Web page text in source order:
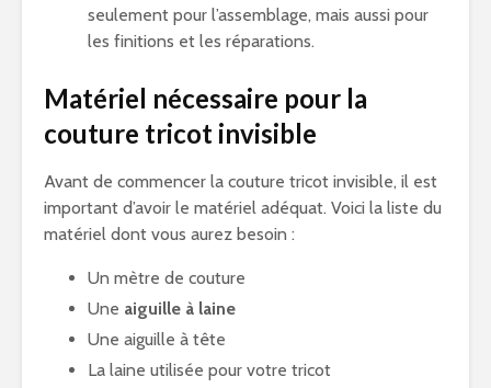
seulement pour l’assemblage, mais aussi pour
les finitions et les réparations.
Matériel nécessaire pour la
couture tricot invisible
Avant de commencer la couture tricot invisible, il est
important d’avoir le matériel adéquat. Voici la liste du
matériel dont vous aurez besoin :
Un mètre de couture
Une aiguille à laine
Une aiguille à tête
La laine utilisée pour votre tricot